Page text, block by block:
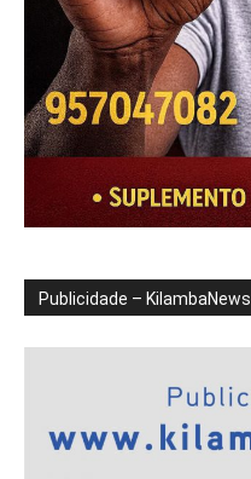
Publicidade – KilambaNews